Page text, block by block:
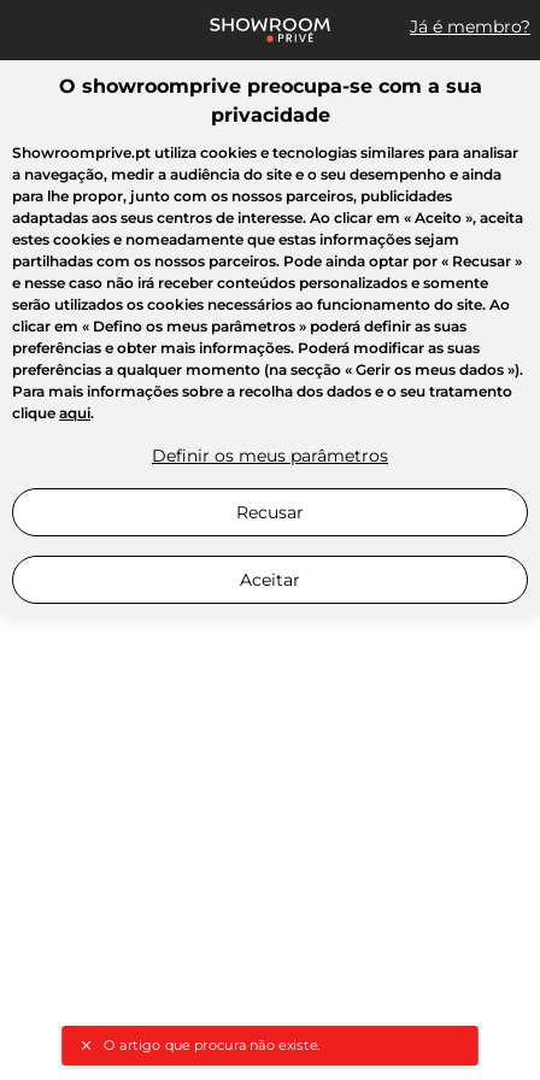
Já é membro?
Pesquisar uma marca, um artigo, uma venda...
O artigo que procura não existe.
Todas as vendas Moda Desporto Casa Criança Beleza
O showroomprive preocupa-se com a sua
privacidade
Showroomprive.pt utiliza cookies e tecnologias similares para analisar
a navegação, medir a audiência do site e o seu desempenho e ainda
para lhe propor, junto com os nossos parceiros, publicidades
adaptadas aos seus centros de interesse. Ao clicar em « Aceito », aceita
estes cookies e nomeadamente que estas informações sejam
partilhadas com os nossos parceiros. Pode ainda optar por « Recusar »
e nesse caso não irá receber conteúdos personalizados e somente
serão utilizados os cookies necessários ao funcionamento do site. Ao
clicar em « Defino os meus parâmetros » poderá definir as suas
preferências e obter mais informações. Poderá modificar as suas
preferências a qualquer momento (na secção « Gerir os meus dados »).
Para mais informações sobre a recolha dos dados e o seu tratamento
clique aqui.
Definir os meus parâmetros
Recusar
Aceitar